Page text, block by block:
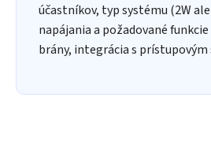
účastníkov, typ systému (2W
napájania a požadované
brány, integrácia s